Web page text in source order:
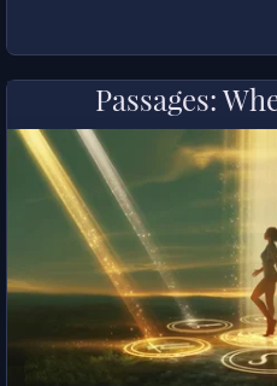
Passages: